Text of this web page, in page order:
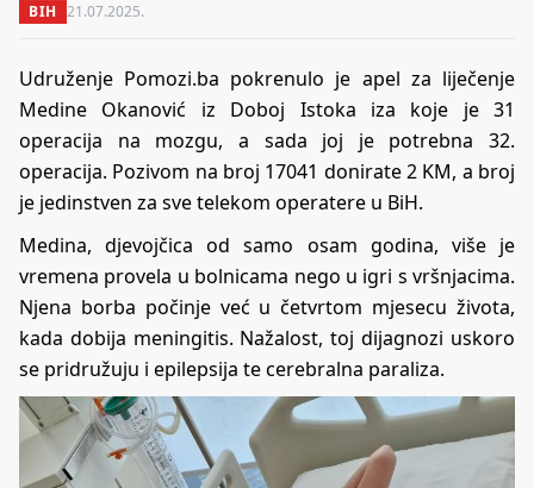
BIH 21.07.2025.
Udruženje Pomozi.ba pokrenulo je apel za liječenje
Medine Okanović iz Doboj Istoka iza koje je 31
operacija na mozgu, a sada joj je potrebna 32.
operacija. Pozivom na broj 17041 donirate 2 KM, a broj
je jedinstven za sve telekom operatere u BiH.
Medina, djevojčica od samo osam godina, više je
vremena provela u bolnicama nego u igri s vršnjacima.
Njena borba počinje već u četvrtom mjesecu života,
kada dobija meningitis. Nažalost, toj dijagnozi uskoro
se pridružuju i epilepsija te cerebralna paraliza.